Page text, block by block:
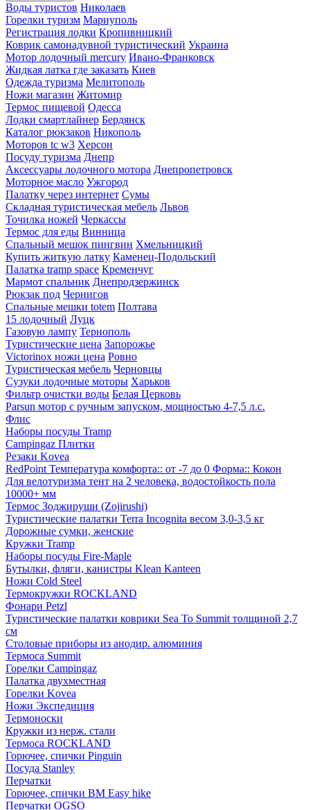
Воды туристов Николаев
Горелки туризм Мариуполь
Регистрация лодки Кропивницкий
Коврик самонадувной туристический Украина
Мотор лодочный mercury Ивано-Франковск
Жидкая латка где заказать Киев
Одежда туризма Мелитополь
Ножи магазин Житомир
Термос пищевой Одесса
Лодки смартлайнер Бердянск
Каталог рюкзаков Никополь
Моторов tc w3 Херсон
Посуду туризма Днепр
Аксессуары лодочного мотора Днепропетровск
Моторное масло Ужгород
Палатку через интернет Сумы
Складная туристическая мебель Львов
Точилка ножей Черкассы
Термос для еды Винница
Спальный мешок пингвин Хмельницкий
Купить житкую латку Каменец-Подольский
Палатка tramp space Кременчуг
Мармот спальник Днепродзержинск
Рюкзак под Чернигов
Спальные мешки totem Полтава
15 лодочный Луцк
Газовую лампу Тернополь
Туристические цена Запорожье
Victorinox ножи цена Ровно
Туристическая мебель Черновцы
Сузуки лодочные моторы Харьков
Фильтр очистки воды Белая Церковь
Parsun мотор с ручным запуском, мощностью 4-7,5 л.с.
Флис
Наборы посуды Tramp
Campingaz Плитки
Резаки Kovea
RedPoint Температура комфорта:: от -7 до 0 Форма:: Кокон
Для велотуризма тент на 2 человека, водостойкость пола
10000+ мм
Термос Зоджируши (Zojirushi)
Туристические палатки Terra Incognita весом 3,0-3,5 кг
Дорожные сумки, женские
Кружки Tramp
Наборы посуды Fire-Maple
Бутылки, фляги, канистры Klean Kanteen
Ножи Cold Steel
Термокружки ROCKLAND
Фонари Petzl
Туристические палатки коврики Sea To Summit толщиной 2,7
см
Столовые приборы из анодир. алюминия
Термоса Summit
Горелки Campingaz
Палатка двухместная
Горелки Kovea
Ножи Экспедиция
Термоноски
Кружки из нерж. стали
Термоса ROCKLAND
Горючее, спички Pinguin
Посуда Stanley
Перчатки
Горючее, спички BM Easy hike
Перчатки OGSO